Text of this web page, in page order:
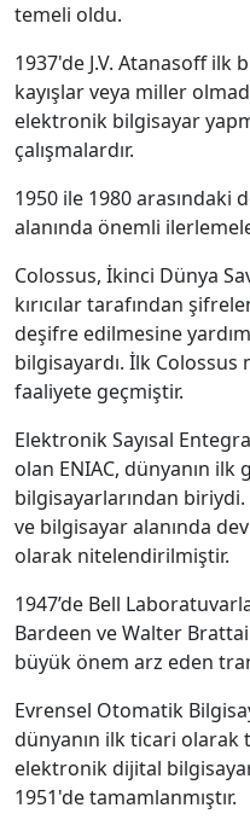
temeli oldu.
1937'de J.V. Atanasoff ilk
kayışlar veya miller
elektronik bilgisayar
çalışmalardır.
1950 ile 1980
alanında önemli
Colossus, İkinci Dünya
kırıcılar tarafından
deşifre edilmesine
bilgisayardı. İlk Colossus
faaliyete geçmiştir.
Elektronik Sayısal
olan ENIAC, dünyanın
bilgisayarlarından biriydi.
ve bilgisayar alanında
olarak nitelendirilmiştir.
1947’de Bell
Bardeen ve Walter
büyük önem arz eden
Evrensel Otomatik
dünyanın ilk ticari olarak
elektronik dijital
1951'de tamamlanmıştır.